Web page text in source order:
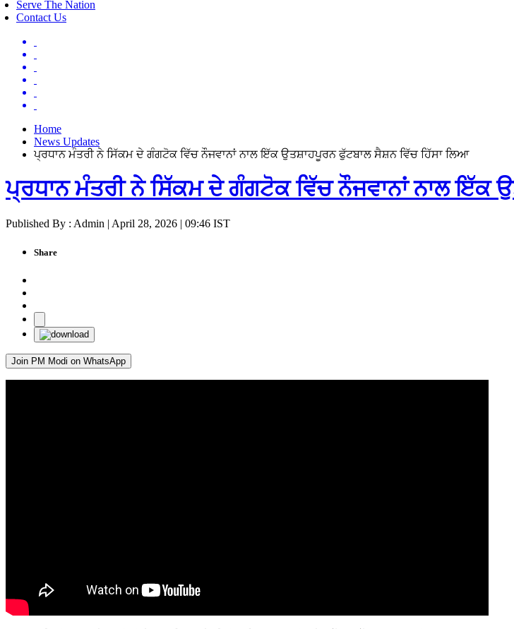
Serve The Nation
Contact Us
Home
News Updates
ਪ੍ਰਧਾਨ ਮੰਤਰੀ ਨੇ ਸਿੱਕਮ ਦੇ ਗੰਗਟੋਕ ਵਿੱਚ ਨੌਜਵਾਨਾਂ ਨਾਲ ਇੱਕ ਉਤਸ਼ਾਹਪੂਰਨ ਫੁੱਟਬਾਲ ਸੈਸ਼ਨ ਵਿੱਚ ਹਿੱਸਾ ਲਿਆ
ਪ੍ਰਧਾਨ ਮੰਤਰੀ ਨੇ ਸਿੱਕਮ ਦੇ ਗੰਗਟੋਕ ਵਿੱਚ ਨੌਜਵਾਨਾਂ ਨਾਲ ਇੱਕ
Published By : Admin | April 28, 2026 | 09:46 IST
Share
Join PM Modi on WhatsApp